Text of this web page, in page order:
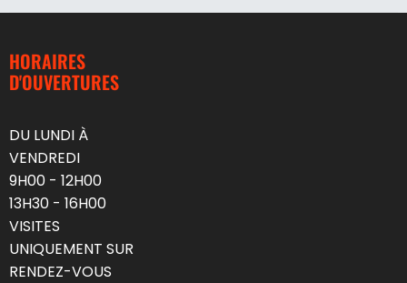
HORAIRES
D'OUVERTURES
DU LUNDI À
VENDREDI
9H00 - 12H00
13H30 - 16H00
VISITES
UNIQUEMENT SUR
RENDEZ-VOUS